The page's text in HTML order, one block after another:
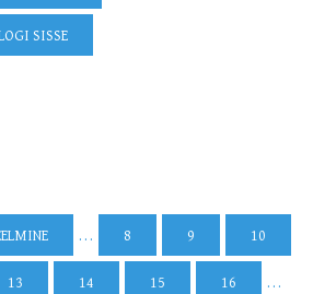
SISSE
… 8 9 10
13 14 15 16 …